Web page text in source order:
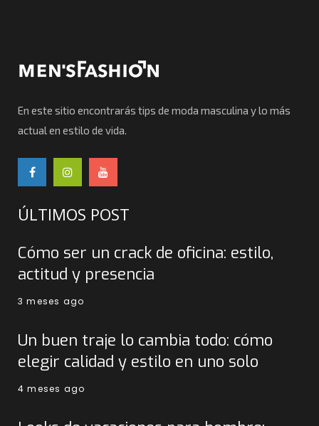
En este sitio encontrarás tips de moda masculina y lo más
actual en estilo de vida.
ÚLTIMOS POST
Cómo ser un crack de oficina: estilo,
actitud y presencia
3 meses ago
Un buen traje lo cambia todo: cómo
elegir calidad y estilo en uno solo
4 meses ago